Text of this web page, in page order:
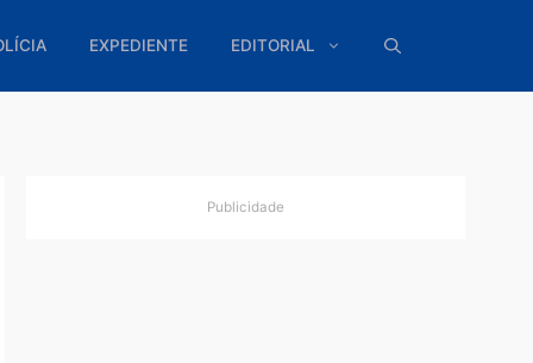
POLÍCIA EXPEDIENTE EDITORIAL
e